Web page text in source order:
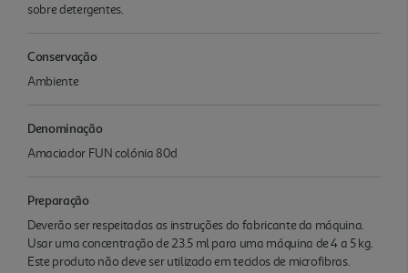
sobre detergentes.
Conservação
Ambiente
Denominação
Amaciador FUN colónia 80d
Preparação
Deverão ser respeitadas as instruções do fabricante da máquina.
Usar uma concentração de 23.5 ml para uma máquina de 4 a 5 kg.
Este produto não deve ser utilizado em tecidos de microfibras.